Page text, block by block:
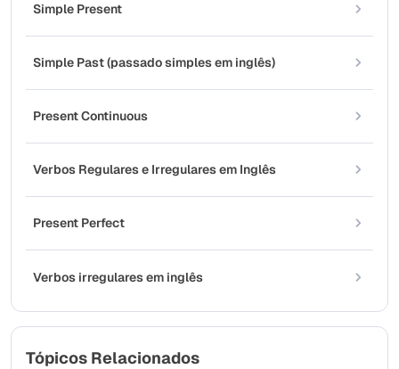
Simple Present
Simple Past (passado simples em inglês)
Present Continuous
Verbos Regulares e Irregulares em Inglês
Present Perfect
Verbos irregulares em inglês
Tópicos Relacionados